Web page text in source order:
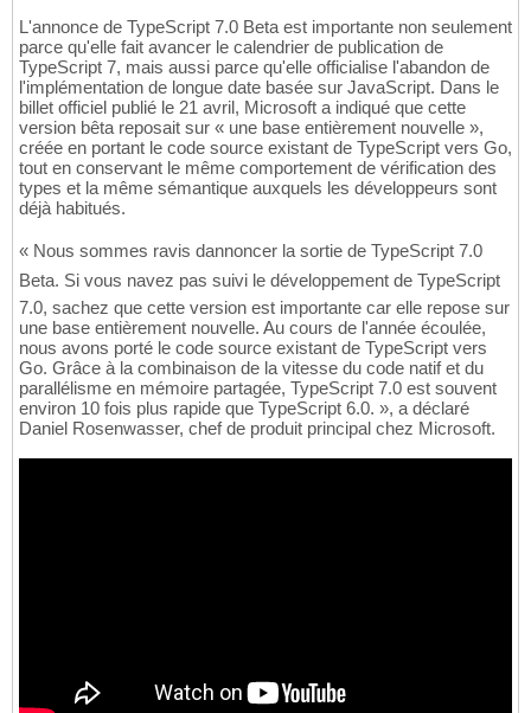
L'annonce de TypeScript 7.0 Beta est importante non seulement
parce qu'elle fait avancer le calendrier de publication de
TypeScript 7, mais aussi parce qu'elle officialise l'abandon de
l'implémentation de longue date basée sur JavaScript. Dans le
billet officiel publié le 21 avril, Microsoft a indiqué que cette
version bêta reposait sur « une base entièrement nouvelle »,
créée en portant le code source existant de TypeScript vers Go,
tout en conservant le même comportement de vérification des
types et la même sémantique auxquels les développeurs sont
déjà habitués.
« Nous sommes ravis dannoncer la sortie de TypeScript 7.0
Beta. Si vous navez pas suivi le développement de TypeScript
7.0, sachez que cette version est importante car elle repose sur
une base entièrement nouvelle. Au cours de l'année écoulée,
nous avons porté le code source existant de TypeScript vers
Go. Grâce à la combinaison de la vitesse du code natif et du
parallélisme en mémoire partagée, TypeScript 7.0 est souvent
environ 10 fois plus rapide que TypeScript 6.0. », a déclaré
Daniel Rosenwasser, chef de produit principal chez Microsoft.